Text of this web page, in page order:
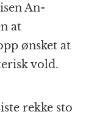
An-
at
ønsket at
vold.
rekke sto